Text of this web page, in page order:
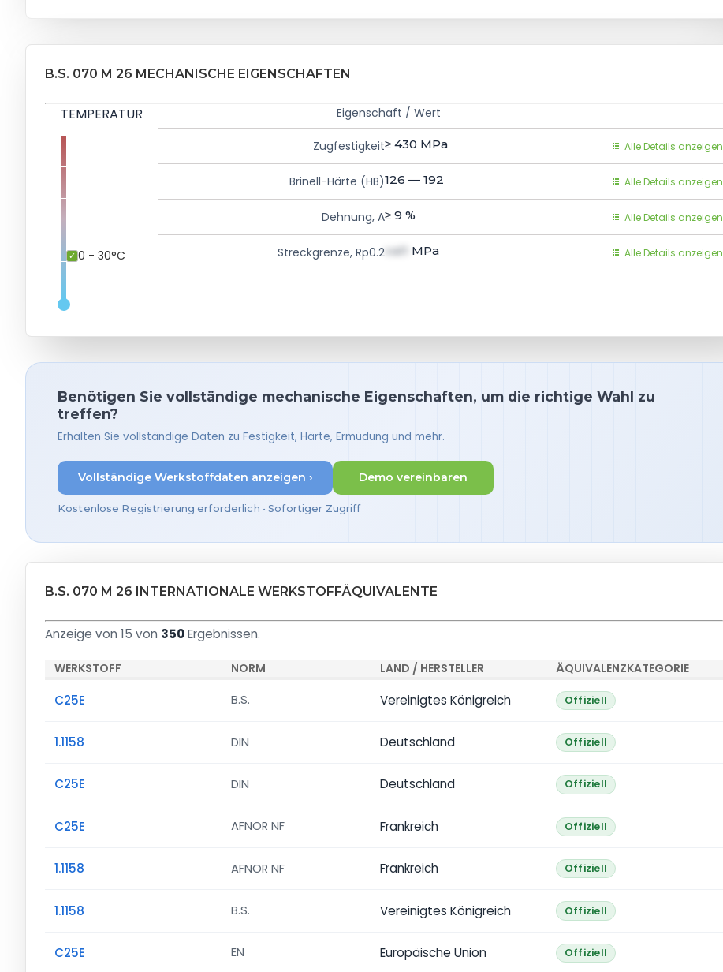
B.S. 070 M 26 MECHANISCHE EIGENSCHAFTEN
TEMPERATUR
0 - 30°C
Eigenschaft / Wert
Zugfestigkeit≥ 430 MPa Alle Details anzeigen
Brinell-Härte (HB)126 — 192 Alle Details anzeigen
Dehnung, A≥ 9 % Alle Details anzeigen
Streckgrenze, Rp0.2 val1 MPa Alle Details anzeigen
Benötigen Sie vollständige mechanische Eigenschaften, um die richtige Wahl zu
treffen?
Erhalten Sie vollständige Daten zu Festigkeit, Härte, Ermüdung und mehr.
Vollständige Werkstoffdaten anzeigen ›
Kostenlose Registrierung erforderlich • Sofortiger Zugriff
Demo vereinbaren
B.S. 070 M 26 INTERNATIONALE WERKSTOFFÄQUIVALENTE
Anzeige von 15 von 350Ergebnissen.
WERKSTOFF NORM LAND / HERSTELLER ÄQUIVALENZKATEGORIE
C25E B.S. Vereinigtes Königreich Offiziell
1.1158 DIN Deutschland Offiziell
C25E DIN Deutschland Offiziell
C25E AFNOR NF Frankreich Offiziell
1.1158 AFNOR NF Frankreich Offiziell
1.1158 B.S. Vereinigtes Königreich Offiziell
C25E EN Europäische Union Offiziell